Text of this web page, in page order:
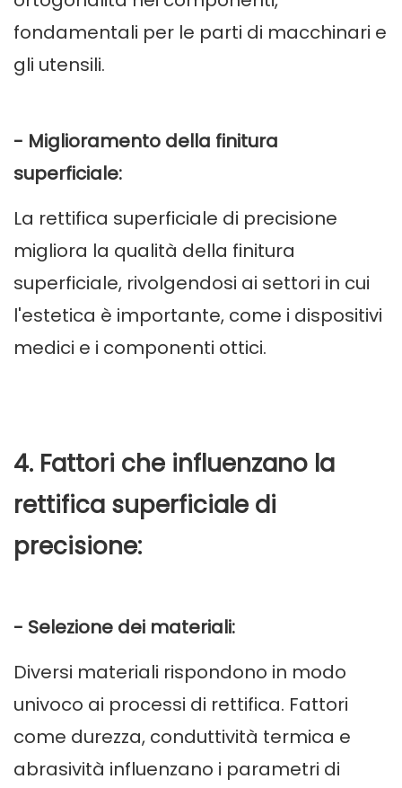
fondamentali per le parti di macchinari e
gli utensili.
- Miglioramento della finitura
superficiale:
La rettifica superficiale di precisione
migliora la qualità della finitura
superficiale, rivolgendosi ai settori in cui
l'estetica è importante, come i dispositivi
medici e i componenti ottici.
4. Fattori che influenzano la
rettifica superficiale di
precisione:
- Selezione dei materiali:
Diversi materiali rispondono in modo
univoco ai processi di rettifica. Fattori
come durezza, conduttività termica e
abrasività influenzano i parametri di